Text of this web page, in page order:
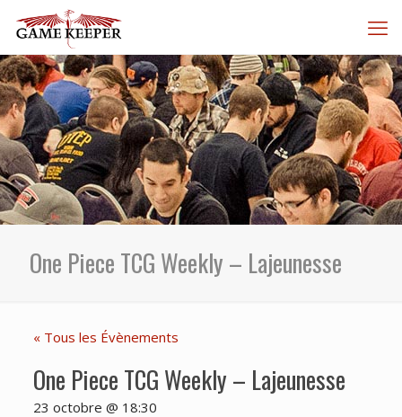
One Piece TCG Weekly – Lajeunesse
« Tous les Évènements
One Piece TCG Weekly – Lajeunesse
23 octobre @ 18:30